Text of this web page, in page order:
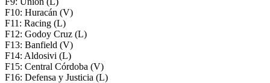
F10: Huracán (V)
F11: Racing (L)
F12: Godoy Cruz (L)
F13: Banfield (V)
F14: Aldosivi (L)
F15: Central Córdoba (V)
F16: Defensa y Justicia (L)